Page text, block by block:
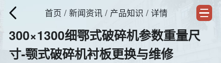
首页 / 新闻资讯 / 产品知识 / 详情
300×1300细鄂式破碎机参数重量尺
寸-颚式破碎机衬板更换与维修